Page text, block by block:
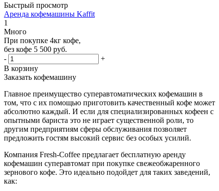
Быстрый просмотр
Аренда кофемашины Kaffit
1
Много
При покупке 4кг кофе,
без кофе 5 500 руб.
-
+
В корзину
Заказать кофемашину
Главное преимущество суперавтоматических кофемашин в
том, что с их помощью приготовить качественный кофе может
абсолютно каждый. И если для специализированных кофеен с
опытными бариста это не играет существенной роли, то
другим предприятиям сферы обслуживания позволяет
предложить гостям высокий сервис без особых усилий.
Компания Fresh-Coffee предлагает бесплатную аренду
кофемашин суперавтомат при покупке свежеобжаренного
зернового кофе. Это идеально подойдет для таких заведений,
как: